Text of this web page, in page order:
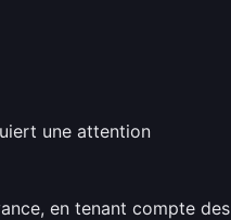
une attention
en tenant compte des